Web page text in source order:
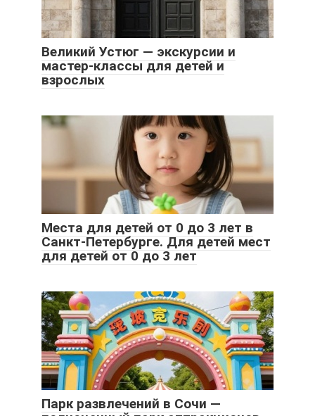
Великий Устюг — экскурсии и
мастер-классы для детей и
взрослых
Места для детей от 0 до 3 лет в
Санкт-Петербурге. Для детей мест
для детей от 0 до 3 лет
Парк развлечений в Сочи —